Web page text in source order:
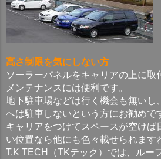
高さ制限を気にしない方
ソーラーパネルをキャリアの上に取
メンテナンスには便利です。
地下駐車場などは行く機会も無いし
へは駐車しないという方にお勧めで
キャリアをつけてスペースが空けば
い位置なら他にも色々載せられます
T.K TECH（TKテック）では、ルー